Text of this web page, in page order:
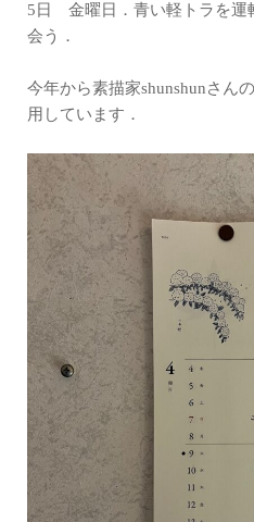
5日 金曜日．青い軽トラを運
会う．
今年から素描家shunshunさん
用しています．